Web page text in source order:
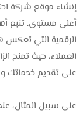
إنشاء موقع شركة
أعلى مستوى. تنبع
الرقمية التي تعكس
العملاء، حيث تمنح
على تقديم خدماتك
على سبيل المثال،